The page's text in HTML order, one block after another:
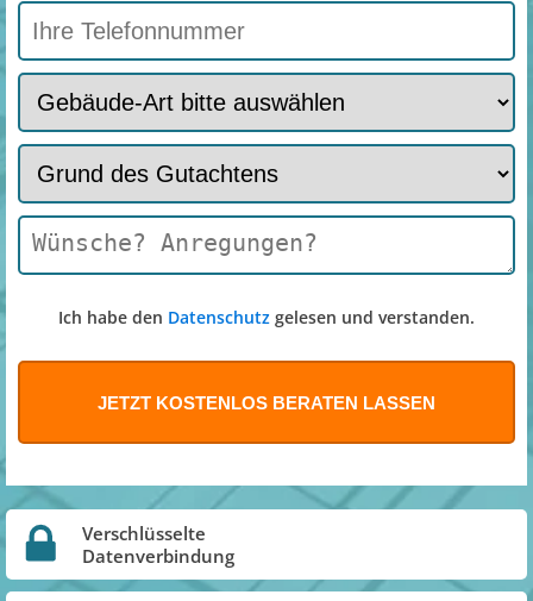
Ich habe den Datenschutz gelesen und verstanden.
Verschlüsselte
Datenverbindung